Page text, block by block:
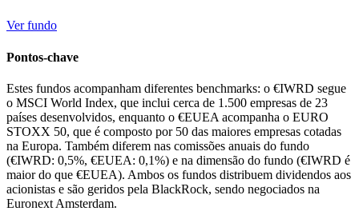
Ver fundo
Pontos-chave
Estes fundos acompanham diferentes benchmarks: o €IWRD segue
o MSCI World Index, que inclui cerca de 1.500 empresas de 23
países desenvolvidos, enquanto o €EUEA acompanha o EURO
STOXX 50, que é composto por 50 das maiores empresas cotadas
na Europa. Também diferem nas comissões anuais do fundo
(€IWRD: 0,5%, €EUEA: 0,1%) e na dimensão do fundo (€IWRD é
maior do que €EUEA). Ambos os fundos distribuem dividendos aos
acionistas e são geridos pela BlackRock, sendo negociados na
Euronext Amsterdam.